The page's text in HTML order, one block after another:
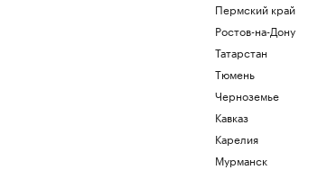
Пермский край
Ростов-на-Дону
Татарстан
Тюмень
Черноземье
Кавказ
Карелия
Мурманск